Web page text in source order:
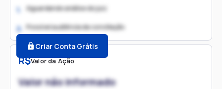
R$Valor da Ação
Valor não informado
1. Aguardando análise do juiz
2. Possível audiência de conciliação
Criar Conta Grátis